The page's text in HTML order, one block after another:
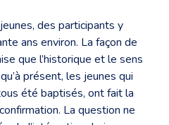
des participants y
ans environ. La façon de
que l’historique et le sens
présent, les jeunes qui
été baptisés, ont fait la
La question ne